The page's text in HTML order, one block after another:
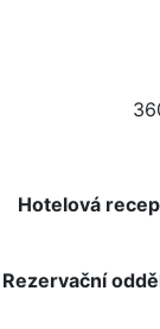
Hotelová
Rezervační